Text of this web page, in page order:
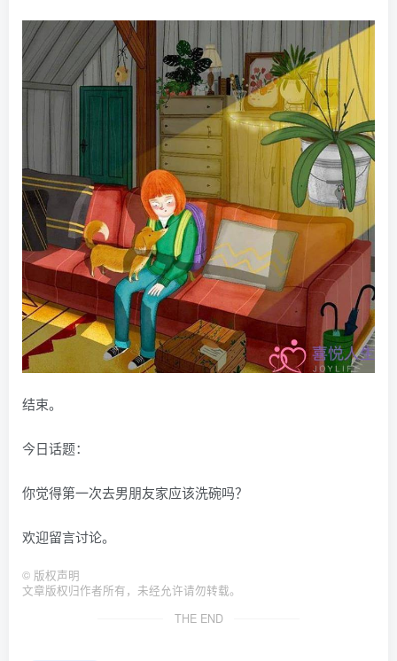
结束。
今日话题：
你觉得第一次去男朋友家应该洗碗吗？
欢迎留言讨论。
© 版权声明
文章版权归作者所有，未经允许请勿转载。
THE END